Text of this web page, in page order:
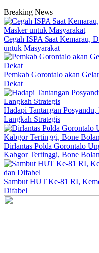
Breaking News
Cegah ISPA Saat Kemarau,
untuk Masyarakat
Pemkab Gorontalo akan
Dekat
Hadapi Tantangan
Langkah Strategis
Dirlantas Polda Gorontalo
Kabgor Tertinggi, Bone
Sambut HUT Ke-81 RI,
Difabel